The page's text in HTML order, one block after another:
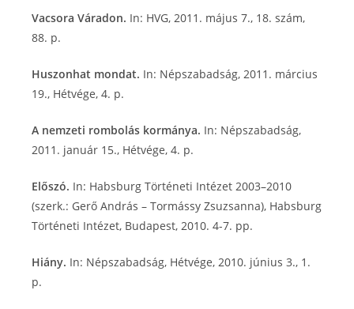
Vacsora Váradon. In: HVG, 2011. május 7., 18. szám,
88. p.
Huszonhat mondat. In: Népszabadság, 2011. március
19., Hétvége, 4. p.
A nemzeti rombolás kormánya. In: Népszabadság,
2011. január 15., Hétvége, 4. p.
Előszó. In: Habsburg Történeti Intézet 2003–2010
(szerk.: Gerő András – Tormássy Zsuzsanna), Habsburg
Történeti Intézet, Budapest, 2010. 4-7. pp.
Hiány. In: Népszabadság, Hétvége, 2010. június 3., 1.
p.